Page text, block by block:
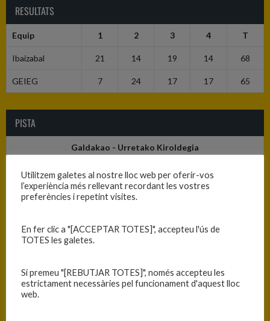
RESULTATS
Equip 1 2 3 4 T
Ibaizabal 21 14 19 14 68
GEIEG 7 24 17 17 65
PISTA
Galdakao - Urretako Kiroldegia
Utilitzem galetes al nostre lloc web per oferir-vos
l’experiència més rellevant recordant les vostres
preferències i repetint visites.
En fer clic a "[ACCEPTAR TOTES]", accepteu l'ús de
TOTES les galetes.
Si premeu "[REBUTJAR TOTES]", només accepteu les
estrictament necessàries pel funcionament d'aquest lloc
web.